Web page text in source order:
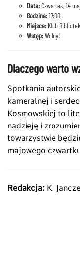
Data:Czwartek, 14
Godzina:17:00.
Miejsce: Klub
Wstęp:Wolny!
Dlaczego warto
Spotkania
kameralnej i
Kosmowskiej to
nadzieję i
towarzystwie
majowego
Redakcja: K.